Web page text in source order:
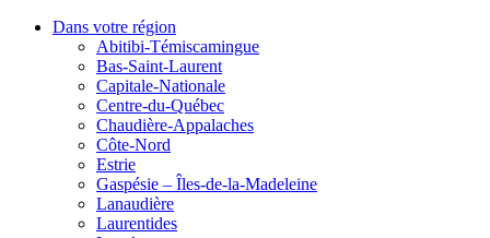
Dans votre région
Abitibi-Témiscamingue
Bas-Saint-Laurent
Capitale-Nationale
Centre-du-Québec
Chaudière-Appalaches
Côte-Nord
Estrie
Gaspésie – Îles-de-la-Madeleine
Lanaudière
Laurentides